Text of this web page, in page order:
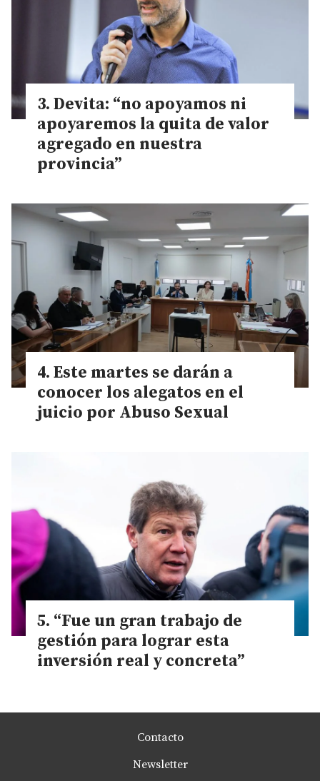
Devita: “no apoyamos ni
apoyaremos la quita de valor
agregado en nuestra
provincia”
Este martes se darán a
conocer los alegatos en el
juicio por Abuso Sexual
“Fue un gran trabajo de
gestión para lograr esta
inversión real y concreta”
Contacto
Newsletter